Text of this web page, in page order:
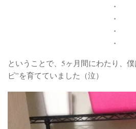
・
・
・
・
ということで、5ヶ月間にわたり、
ビ”を育てていました（泣）